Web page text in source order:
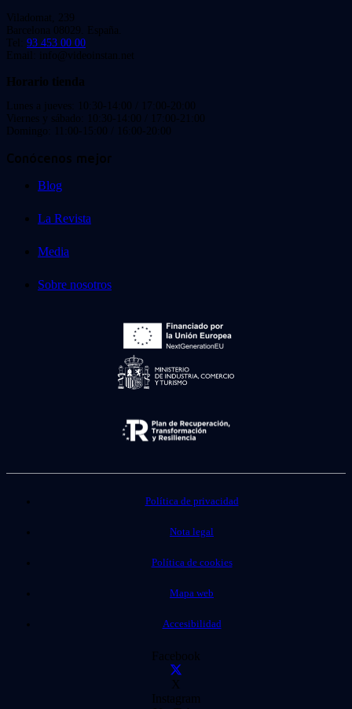
Viladomat, 239
Barcelona 08029. España.
Tel: 93 453 00 00
Email: info@videoinstan.net
Horario tienda
Lunes a jueves: 10:30-14:00 / 17:00-20:00
Viernes y sábado: 10:30-14:00 / 17:00-21:00
Domingo: 11:00-15:00 / 16:00-20:00
Conócenos mejor
Blog
La Revista
Media
Sobre nosotros
Política de privacidad
Nota legal
Política de cookies
Mapa web
Accesibilidad
Facebook
X
Instagram